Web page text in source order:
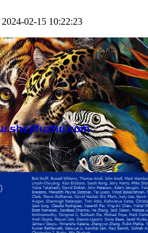
02-15 10:22:23